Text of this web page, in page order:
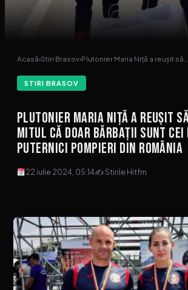
Acasă›Stiri Brasov›Plutonier Maria Niță a reușit să…
STIRI BRASOV
Plutonier Maria Niță a reușit
mitul că doar bărbații sunt cei
puternici pompieri din România
22 iulie 2024, 05:14✍ Stirile Hitfm